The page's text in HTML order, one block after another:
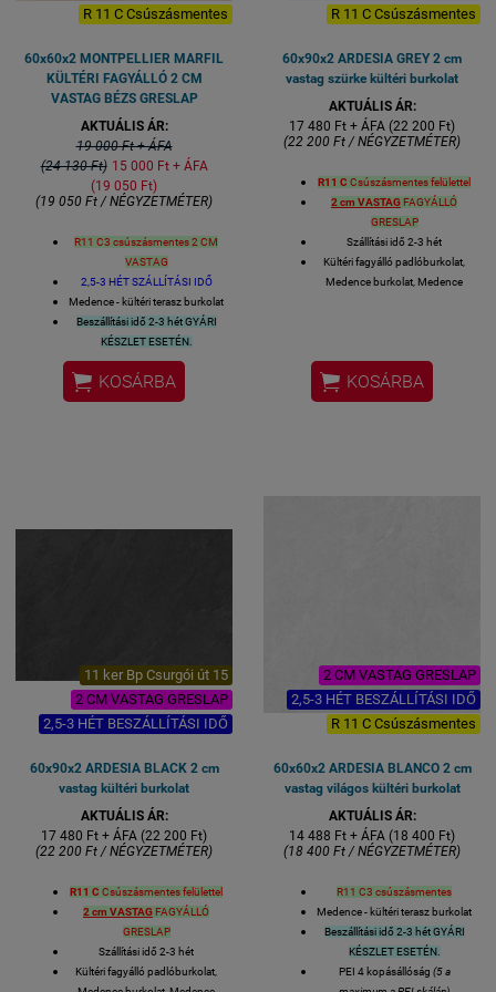
R 11 C Csúszásmentes
60x60x2 MONTPELLIER MARFIL
KÜLTÉRI FAGYÁLLÓ 2 CM
VASTAG BÉZS GRESLAP
AKTUÁLIS ÁR:
19 000 Ft + ÁFA
(24 130 Ft) 15 000 Ft + ÁFA
(19 050 Ft)
(19 050 Ft / NÉGYZETMÉTER)
R11 C3 csúszásmentes 2 CM
VASTAG
2,5-3 HÉT SZÁLLÍTÁSI IDŐ
Medence - kültéri terasz burkolat
Beszállítási idő 2-3 hét GYÁRI
KÉSZLET ESETÉN.
PEI 4 kopásállóság(5 a
maximum a PEI skálán)
5% alatti vízfelvétellel, tehát
VASTAGSÁG 20 mm
 KOSÁRBA
R 11 C Csúszásmentes
60x90x2 ARDESIA GREY 2 cm
vastag szürke kültéri burkolat
AKTUÁLIS ÁR:
17 480 Ft + ÁFA (22 200 Ft)
(22 200 Ft / NÉGYZETMÉTER)
R11 C Csúszásmentes felülettel
2 cm VASTAG FAGYÁLLÓ
GRESLAP
Szállítási idő 2-3 hét
Kültéri fagyálló padlóburkolat,
Medence burkolat, Medence
Lézer-vágott azaz rektifikált
oldalélek
BURKOLAT MÉRET: 60x 90
 KOSÁRBA
11 ker Bp Csurgói út 15
2 CM VASTAG GRESLAP
2,5-3 HÉT BESZÁLLÍTÁSI IDŐ
60x90x2 ARDESIA BLACK 2 cm
vastag kültéri burkolat
AKTUÁLIS ÁR:
17 480 Ft + ÁFA (22 200 Ft)
(22 200 Ft / NÉGYZETMÉTER)
R11 C Csúszásmentes felülettel
2 cm VASTAG FAGYÁLLÓ
GRESLAP
Szállítási idő 2-3 hét
Kültéri fagyálló padlóburkolat,
2 CM VASTAG GRESLAP
2,5-3 HÉT BESZÁLLÍTÁSI IDŐ
R 11 C Csúszásmentes
60x60x2 ARDESIA BLANCO 2 cm
vastag világos kültéri burkolat
AKTUÁLIS ÁR:
14 488 Ft + ÁFA (18 400 Ft)
(18 400 Ft / NÉGYZETMÉTER)
R11 C3 csúszásmentes
Medence - kültéri terasz burkolat
Beszállítási idő 2-3 hét GYÁRI
KÉSZLET ESETÉN.
PEI 4 kopásállóság (5 a